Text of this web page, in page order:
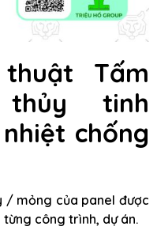
Tấm
tinh
chống
/ mỏng của panel được
công trình, dự án.